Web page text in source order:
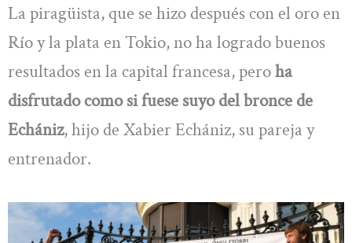
La piragüista, que se hizo después con el oro en
Río y la plata en Tokio, no ha logrado buenos
resultados en la capital francesa, peroha
disfrutado como si fuese suyo del bronce de
Echániz, hijo de Xabier Echániz, su pareja y
entrenador.